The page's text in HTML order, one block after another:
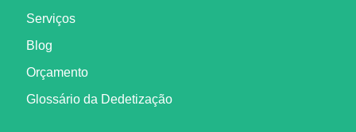
Serviços
Blog
Orçamento
Glossário da Dedetização